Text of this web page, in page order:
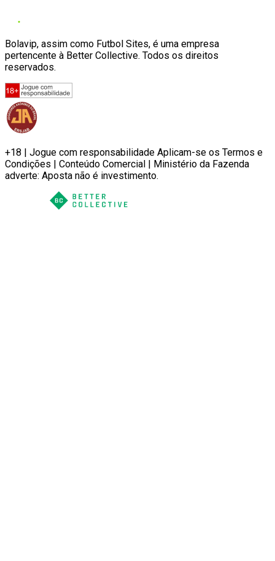
Bolavip, assim como Futbol Sites, é uma empresa
pertencente à Better Collective. Todos os direitos
reservados.
+18 | Jogue com responsabilidade Aplicam-se os Termos e
Condições | Conteúdo Comercial | Ministério da Fazenda
adverte: Aposta não é investimento.